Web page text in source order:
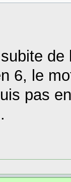
de
6, le
pas